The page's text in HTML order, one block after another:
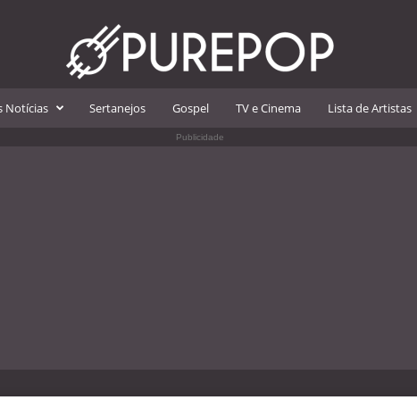
Notícias Sertanejos Gospel TV e Cinema Lista de Artistas
Publicidade